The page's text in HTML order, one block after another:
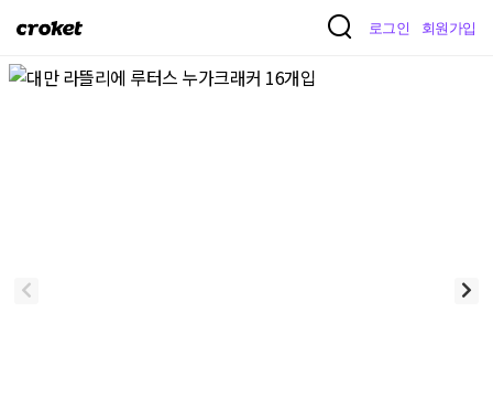
크
켓
로그인 회원가입